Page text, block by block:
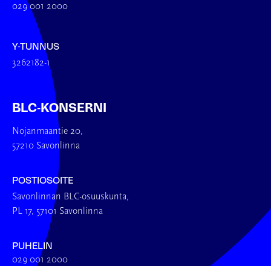
029 001 2000
Y-TUNNUS
3262182-1
BLC-KONSERNI
Nojanmaantie 20,
57210 Savonlinna
POSTIOSOITE
Savonlinnan BLC-osuuskunta,
PL 17, 57101 Savonlinna
PUHELIN
029 001 2000